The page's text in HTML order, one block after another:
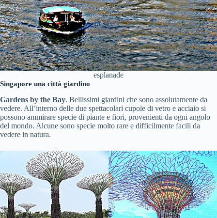
esplanade
Singapore una città giardino
Gardens by the Bay. Bellissimi giardini che sono assolutamente da
vedere. All’interno delle due spettacolari cupole di vetro e acciaio si
possono ammirare specie di piante e fiori, provenienti da ogni angolo
del mondo. Alcune sono specie molto rare e difficilmente facili da
vedere in natura.